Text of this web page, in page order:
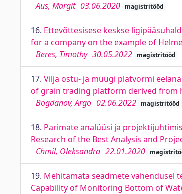
Aus, Margit 03.06.2020 magistritööd
16. Ettevõttesisese keskse
for a company on the example of
Beres, Timothy 30.05.2022 magistritööd
17. Vilja ostu- ja müügi platvormi
of grain trading platform derived from
Bogdanov, Argo 02.06.2022 magistritööd
18. Parimate analüüsi ja
Research of the Best Analysis and
Chmil, Oleksandra 22.01.2020
19. Mehitamata seadmete vahendusel
Capability of Monitoring Bottom of